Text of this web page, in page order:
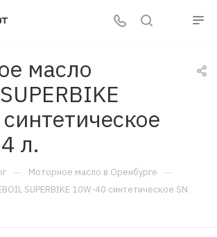
масло
л.
— Моторное масло в Оренбурге —
SUPERBIKE 10W-40 синтетическое SN